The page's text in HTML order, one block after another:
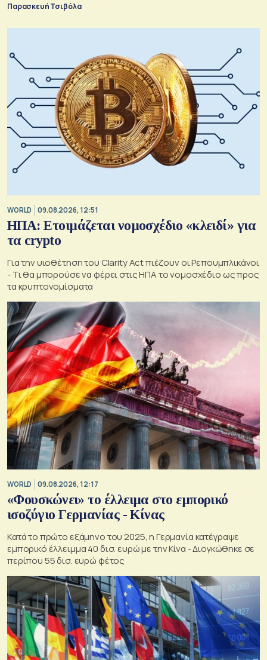
Παρασκευή Τσιβόλα
WORLD 09.08.2026, 12:51
ΗΠΑ: Ετοιμάζεται νομοσχέδιο «κλειδί» για
τα crypto
Για την υιοθέτηση του Clarity Act πιέζουν οι Ρεπουμπλικάνοι
- Τι θα μπορούσε να φέρει στις ΗΠΑ το νομοσχέδιο ως προς
τα κρυπτονομίσματα
WORLD 09.08.2026, 12:17
«Φουσκώνει» το έλλειμα στο εμπορικό
ισοζύγιο Γερμανίας - Κίνας
Κατά το πρώτο εξάμηνο του 2025, η Γερμανία κατέγραψε
εμπορικό έλλειμμα 40 δισ. ευρώ με την Κίνα - Διογκώθηκε σε
περίπου 55 δισ. ευρώ φέτος